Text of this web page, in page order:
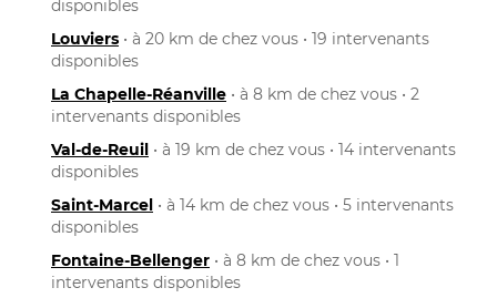
disponibles
Louviers • à 20 km de chez vous • 19 intervenants
disponibles
La Chapelle-Réanville • à 8 km de chez vous • 2
intervenants disponibles
Val-de-Reuil • à 19 km de chez vous • 14 intervenants
disponibles
Saint-Marcel • à 14 km de chez vous • 5 intervenants
disponibles
Fontaine-Bellenger • à 8 km de chez vous • 1
intervenants disponibles